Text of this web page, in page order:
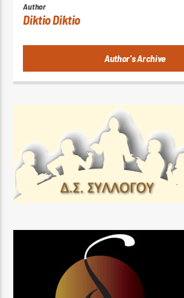
Author
Diktio Diktio
Author's Archive